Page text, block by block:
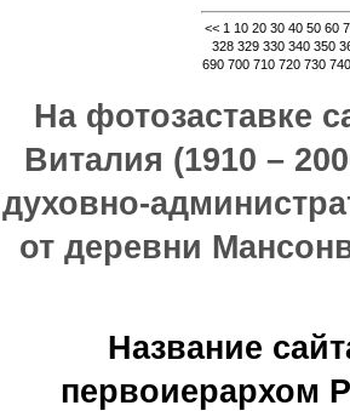
<< 1 10 20 30 40 50 60
328 329 330 340 350
690 700 710 720 730 740
На фотозаставке
Виталия (1910 –
духовно-
от деревни
Название
первоиерархом